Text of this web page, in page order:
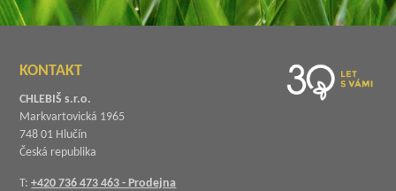
KONTAKT
CHLEBIŠ s.r.o.
Markvartovická 1965
748 01 Hlučín
Česká republika
T:+420 736 473 463 - Prodejna